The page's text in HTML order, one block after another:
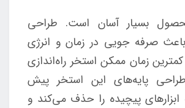
بسیار آسان است. طراحی
باعث صرفه جویی در زمان و انرژی
زمان ممکن استخر راه‌اندازی
پایه‌های این استخر پیش
ابزارهای پیچیده را حذف می‌کند و